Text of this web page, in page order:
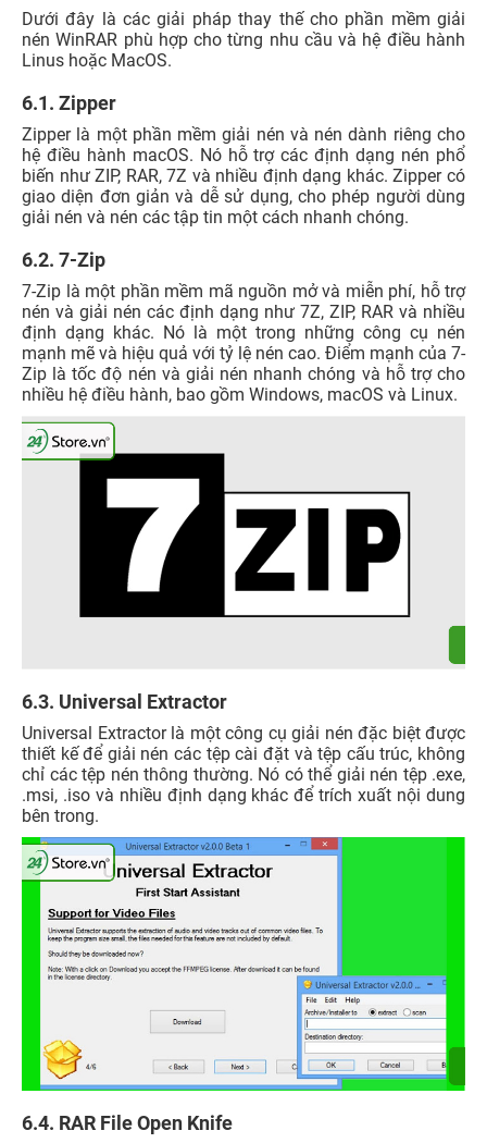
Dưới đây là các giải pháp thay thế cho phần mềm giải
nén WinRAR phù hợp cho từng nhu cầu và hệ điều hành
Linus hoặc MacOS.
6.1. Zipper
Zipper là một phần mềm giải nén và nén dành riêng cho
hệ điều hành macOS. Nó hỗ trợ các định dạng nén phổ
biến như ZIP, RAR, 7Z và nhiều định dạng khác. Zipper có
giao diện đơn giản và dễ sử dụng, cho phép người dùng
giải nén và nén các tập tin một cách nhanh chóng.
6.2. 7-Zip
7-Zip là một phần mềm mã nguồn mở và miễn phí, hỗ trợ
nén và giải nén các định dạng như 7Z, ZIP, RAR và nhiều
định dạng khác. Nó là một trong những công cụ nén
mạnh mẽ và hiệu quả với tỷ lệ nén cao. Điểm mạnh của 7-
Zip là tốc độ nén và giải nén nhanh chóng và hỗ trợ cho
nhiều hệ điều hành, bao gồm Windows, macOS và Linux.
6.3. Universal Extractor
Universal Extractor là một công cụ giải nén đặc biệt được
thiết kế để giải nén các tệp cài đặt và tệp cấu trúc, không
chỉ các tệp nén thông thường. Nó có thể giải nén tệp .exe,
.msi, .iso và nhiều định dạng khác để trích xuất nội dung
bên trong.
6.4. RAR File Open Knife